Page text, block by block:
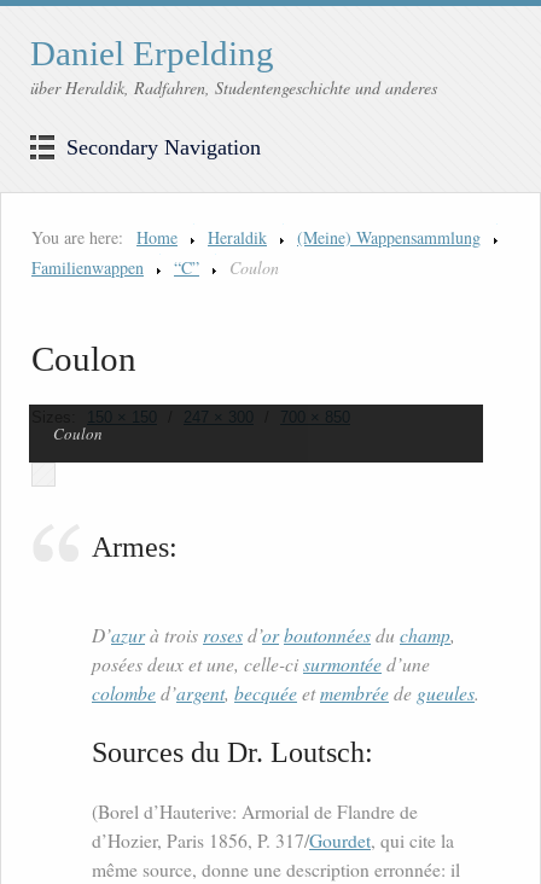
Daniel Erpelding
über Heraldik, Radfahren, Studentengeschichte und anderes
Secondary Navigation
You are here: Home Heraldik
(Meine) Wappensammlung
Familienwappen
“C” Coulon
Coulon
150 × 150 247 × 300 700 × 850
Coulon
Armes:
D’azurà troisrosesd’orboutonnéesdu champ,
posées deux et une, celle-cisurmontéed’une
colombed’argent, becquéeetmembréede gueules.
Sources du Dr. Loutsch:
(Borel d’Hauterive: Armorial de Flandre de
d’Hozier, Paris 1856, P. 317/Gourdet, qui cite la
même source, donne une description erronnée: il